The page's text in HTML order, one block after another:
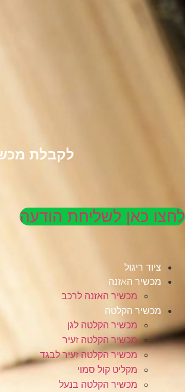
לקבלת
לחצו כאן לשליחת הודעה
ציוד ריגול
מכשיר האזנה
מכשיר האזנה לרכב
מכשיר הקלטה
מכשיר הקלטה לגן
מכשיר הקלטה זעיר
מכשיר הקלטה זעיר לבגד
מקליט קול סמוי
מכשיר הקלטה בנעל